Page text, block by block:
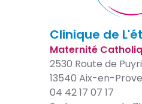
Clinique de
Maternité
2530 Route de
13540 Aix-en-
04 42 17 07 17